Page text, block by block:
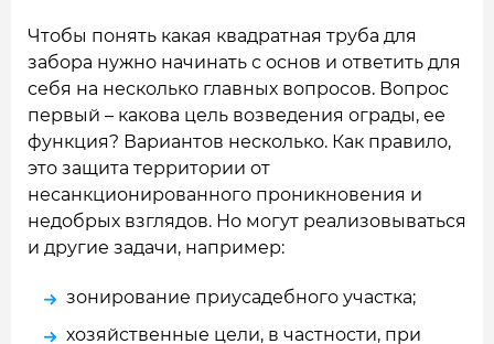
Чтобы понять какая квадратная труба для
забора нужно начинать с основ и ответить для
себя на несколько главных вопросов. Вопрос
первый – какова цель возведения ограды, ее
функция? Вариантов несколько. Как правило,
это защита территории от
несанкционированного проникновения и
недобрых взглядов. Но могут реализовываться
и другие задачи, например:
зонирование приусадебного участка;
хозяйственные цели, в частности, при